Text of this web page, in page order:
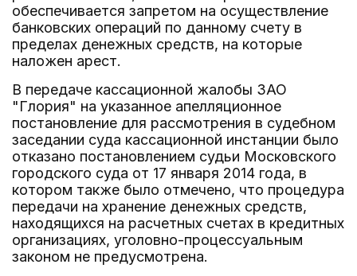
обеспечивается запретом на осуществление
банковских операций по данному счету в
пределах денежных средств, на которые
наложен арест.
В передаче кассационной жалобы ЗАО
"Глория" на указанное апелляционное
постановление для рассмотрения в судебном
заседании суда кассационной инстанции было
отказано постановлением судьи Московского
городского суда от 17 января 2014 года, в
котором также было отмечено, что процедура
передачи на хранение денежных средств,
находящихся на расчетных счетах в кредитных
организациях, уголовно-процессуальным
законом не предусмотрена.